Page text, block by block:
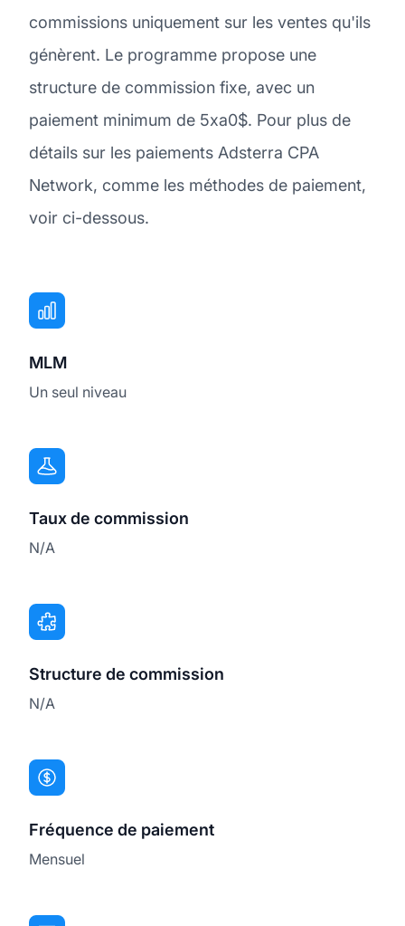
commissions uniquement sur les ventes qu'ils
génèrent. Le programme propose une
structure de commission fixe, avec un
paiement minimum de 5xa0$. Pour plus de
détails sur les paiements Adsterra CPA
Network, comme les méthodes de paiement,
voir ci-dessous.
MLM
Un seul niveau
Taux de commission
N/A
Structure de commission
N/A
Fréquence de paiement
Mensuel